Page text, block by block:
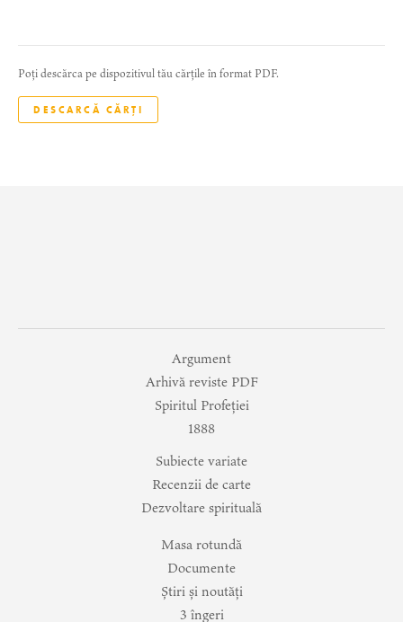
Poți descărca pe dispozitivul tău cărțile în format PDF.
DESCARCĂ CĂRȚI
Argument
Arhivă reviste PDF
Spiritul Profeției
1888
Subiecte variate
Recenzii de carte
Dezvoltare spirituală
Masa rotundă
Documente
Știri și noutăți
3 îngeri